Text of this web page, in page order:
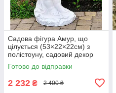
Садова фігура Амур, що
цілується (53×22×22см) з
полістоуну, садовий декор
для дому
Готово до відправки
2 232 ₴ 2 400 ₴